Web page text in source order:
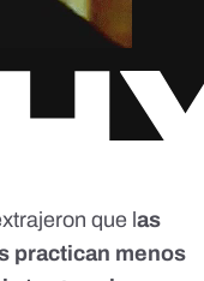
que las
practican menos